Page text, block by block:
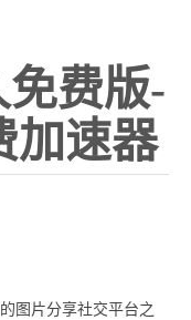
费版-
加速器
片分享社交平台之